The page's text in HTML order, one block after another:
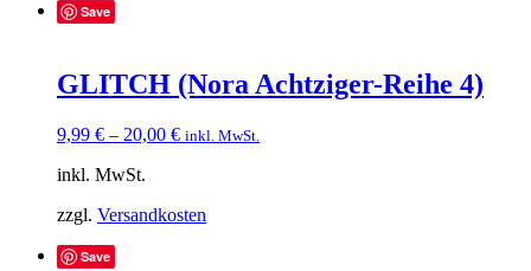
Save
GLITCH (Nora Achtziger-Reihe 4)
9,99 € – 20,00 € inkl. MwSt.
inkl. MwSt.
zzgl. Versandkosten
Save